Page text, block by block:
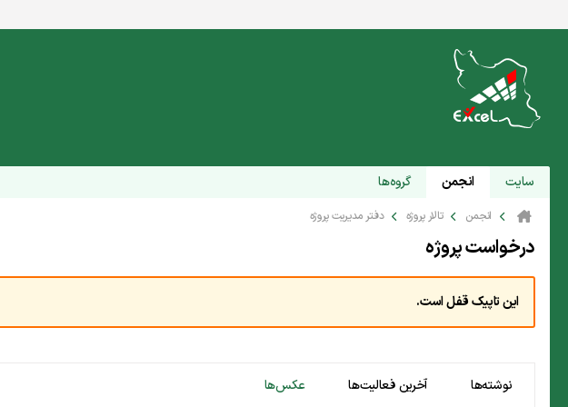
سایت انجمن گروه‌ها
انجمن تالار پروژه دفتر مدیریت پروژه
درخواست پروژه
این تاپیک قفل است.
نوشته‌ها آخرین فعالیت‌ها عکس‌ها